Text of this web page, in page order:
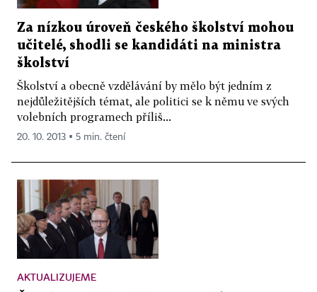
Za nízkou úroveň českého školství mohou
učitelé, shodli se kandidáti na ministra
školství
Školství a obecně vzdělávání by mělo být jedním z
nejdůležitějších témat, ale politici se k němu ve svých
volebních programech příliš...
20. 10. 2013 ▪ 5 min. čtení
AKTUALIZUJEME